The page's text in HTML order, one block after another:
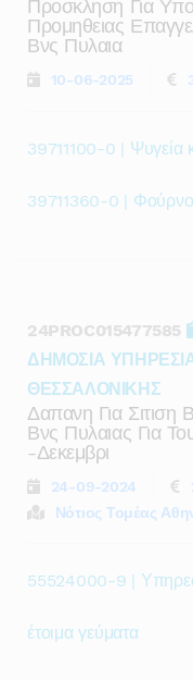
Προσκληση Για
Προμηθειας
Βνς Πυλαια
10-06-2025
39711100-0 | Ψυγεία
39711360-0 |
24PROC015477585
ΔΗΜΟΣΙΑ
ΘΕΣΣΑΛΟΝΙΚΗΣ
Δαπανη Για
Βνς Πυλαιας Για
-δεκεμβρι
24-09-2024
Νότιος Τομέας
55524000-9 |
έτοιμα γεύματα